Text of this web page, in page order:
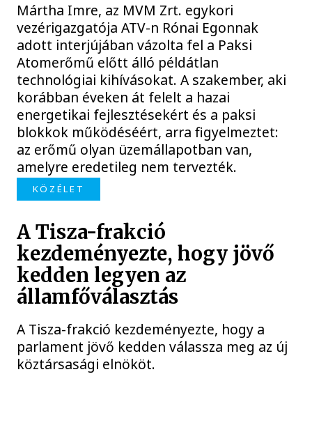
Mártha Imre, az MVM Zrt. egykori
vezérigazgatója ATV-n Rónai Egonnak
adott interjújában vázolta fel a Paksi
Atomerőmű előtt álló példátlan
technológiai kihívásokat. A szakember, aki
korábban éveken át felelt a hazai
energetikai fejlesztésekért és a paksi
blokkok működéséért, arra figyelmeztet:
az erőmű olyan üzemállapotban van,
amelyre eredetileg nem tervezték.
KÖZÉLET
A Tisza-frakció
kezdeményezte, hogy jövő
kedden legyen az
államfőválasztás
A Tisza-frakció kezdeményezte, hogy a
parlament jövő kedden válassza meg az új
köztársasági elnököt.